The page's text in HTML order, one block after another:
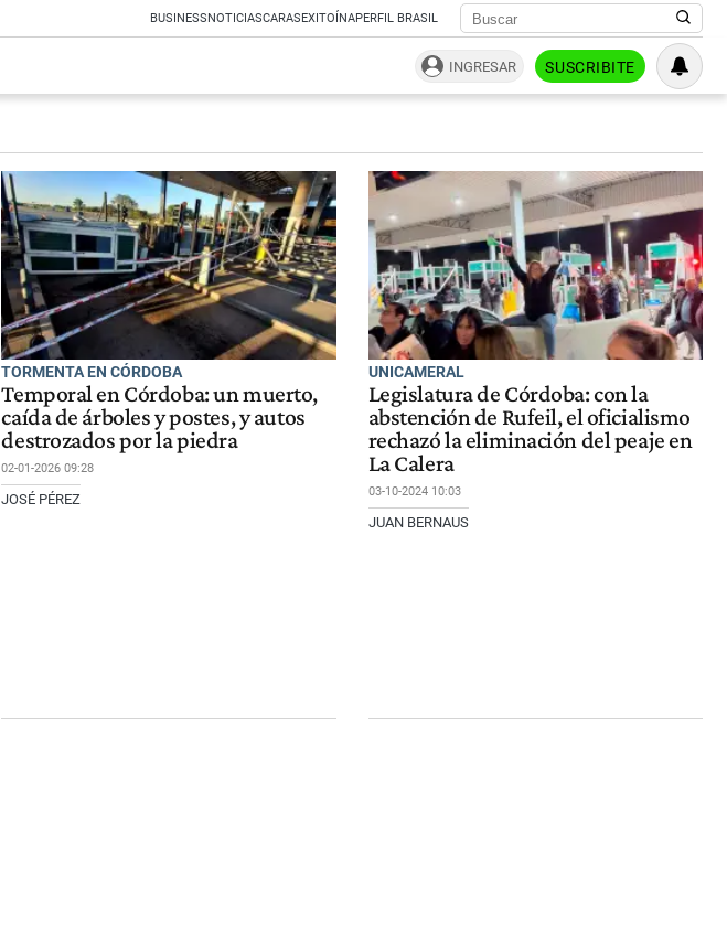
BUSINESSNOTICIASCARASEXITOÍNAPERFIL BRASIL
INGRESAR SUSCRIBITE
TORMENTA EN CÓRDOBA
Temporal en Córdoba: un muerto,
caída de árboles y postes, y autos
destrozados por la piedra
02-01-2026 09:28
JOSÉ PÉREZ
UNICAMERAL
Legislatura de Córdoba: con la
abstención de Rufeil, el oficialismo
rechazó la eliminación del peaje en
La Calera
03-10-2024 10:03
JUAN BERNAUS